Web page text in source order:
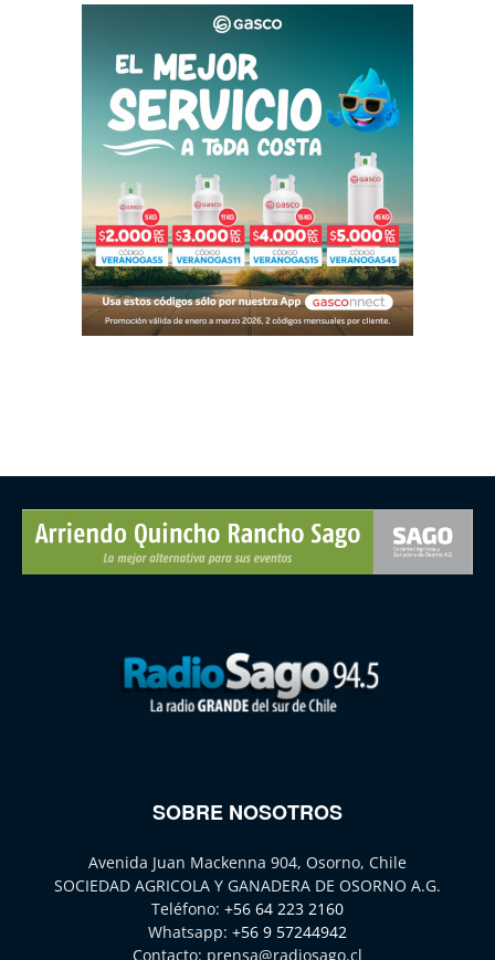
SOBRE NOSOTROS
Avenida Juan Mackenna 904, Osorno, Chile
SOCIEDAD AGRICOLA Y GANADERA DE OSORNO A.G.
Teléfono: +56 64 223 2160
Whatsapp: +56 9 57244942
Contacto: prensa@radiosago.cl